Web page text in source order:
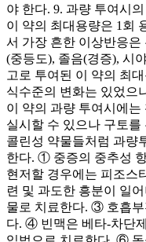
야 한다. 9. 과량 투여시
이 약의 최대용량은 1회
서 가장 흔한 이상반응은
(중등도), 졸음(경증), 시
고로 투여된 이 약의 최
식수준의 변화는 있었으
이 약의 과량 투여시에
실시할 수 있으나 구토
콜린성 약물들처럼 과량
한다. ① 중증의 중추성
현저할 경우에는 피조스
련 및 과도한 흥분이 일
물로 치료한다. ③ 호흡
다. ④ 빈맥은 베타-차단